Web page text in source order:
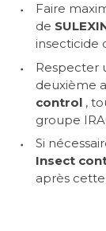
Faire
de
insecticide
Respecter
deuxième
control ,
groupe
Si
Insect
après